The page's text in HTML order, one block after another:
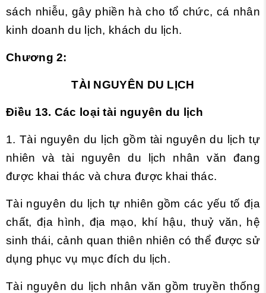
sách nhiễu, gây phiền hà cho tổ chức, cá nhân
kinh doanh du lịch, khách du lịch.
Chương 2:
TÀI NGUYÊN DU LỊCH
Điều 13. Các loại tài nguyên du lịch
1. Tài nguyên du lịch gồm tài nguyên du lịch tự
nhiên và tài nguyên du lịch nhân văn đang
được khai thác và chưa được khai thác.
Tài nguyên du lịch tự nhiên gồm các yếu tố địa
chất, địa hình, địa mạo, khí hậu, thuỷ văn, hệ
sinh thái, cảnh quan thiên nhiên có thể được sử
dụng phục vụ mục đích du lịch.
Tài nguyên du lịch nhân văn gồm truyền thống